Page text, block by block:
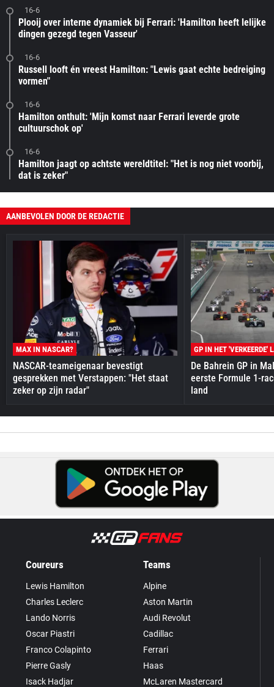
16-6
Plooij over interne dynamiek bij Ferrari: 'Hamilton heeft lelijke
dingen gezegd tegen Vasseur'
16-6
Russell looft én vreest Hamilton: "Lewis gaat echte bedreiging
vormen"
16-6
Hamilton onthult: 'Mijn komst naar Ferrari leverde grote
cultuurschok op'
16-6
Hamilton jaagt op achtste wereldtitel: "Het is nog niet voorbij,
dat is zeker"
AANBEVOLEN DOOR DE REDACTIE
MAX IN NASCAR?
NASCAR-teameigenaar bevestigt
gesprekken met Verstappen: "Het staat
zeker op zijn radar"
GP IN HET 'VERKEERDE'
De Bahrein GP in
eerste Formule 1-
land
Coureurs
Lewis Hamilton
Charles Leclerc
Lando Norris
Oscar Piastri
Franco Colapinto
Pierre Gasly
Isack Hadjar
Teams
Alpine
Aston Martin
Audi Revolut
Cadillac
Ferrari
Haas
McLaren Mastercard